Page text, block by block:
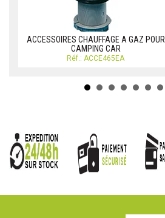
ACCESSOIRES CHAUFFAGE A GAZ POUR
CAMPING CAR
Réf.: ACCE465EA